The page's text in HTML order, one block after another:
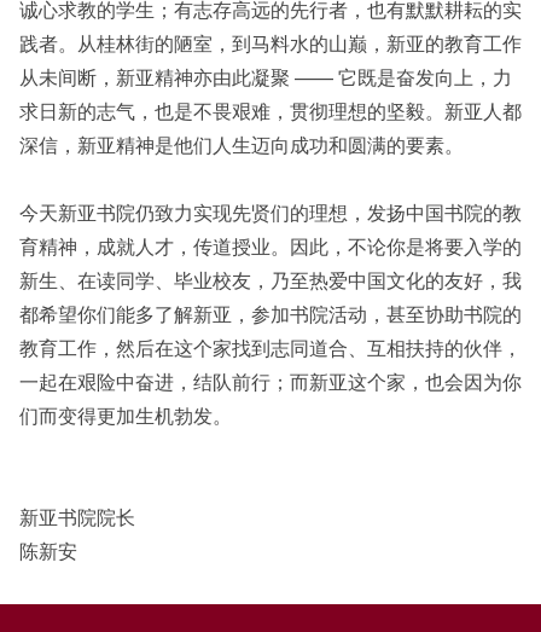
诚心求教的学生；有志存高远的先行者，也有默默耕耘的实
践者。从桂林街的陋室，到马料水的山巅，新亚的教育工作
从未间断，新亚精神亦由此凝聚 —— 它既是奋发向上，力
求日新的志气，也是不畏艰难，贯彻理想的坚毅。新亚人都
深信，新亚精神是他们人生迈向成功和圆满的要素。
今天新亚书院仍致力实现先贤们的理想，发扬中国书院的教
育精神，成就人才，传道授业。因此，不论你是将要入学的
新生、在读同学、毕业校友，乃至热爱中国文化的友好，我
都希望你们能多了解新亚，参加书院活动，甚至协助书院的
教育工作，然后在这个家找到志同道合、互相扶持的伙伴，
一起在艰险中奋进，结队前行；而新亚这个家，也会因为你
们而变得更加生机勃发。
新亚书院院长
陈新安